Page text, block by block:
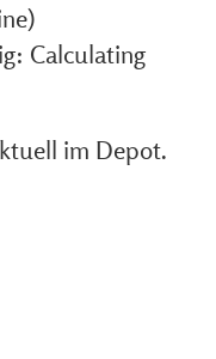
Calculating
im Depot.